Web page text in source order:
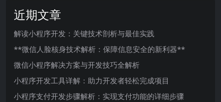
近期文章
解读小程序开发：关键技术剖析与最佳实践
**微信人脸核身技术解析：保障信息安全的新利器**
微信小程序解决方案与开发技巧全解析
小程序开发工具详解：助力开发者轻松完成项目
小程序支付开发步骤解析：实现支付功能的详细步骤